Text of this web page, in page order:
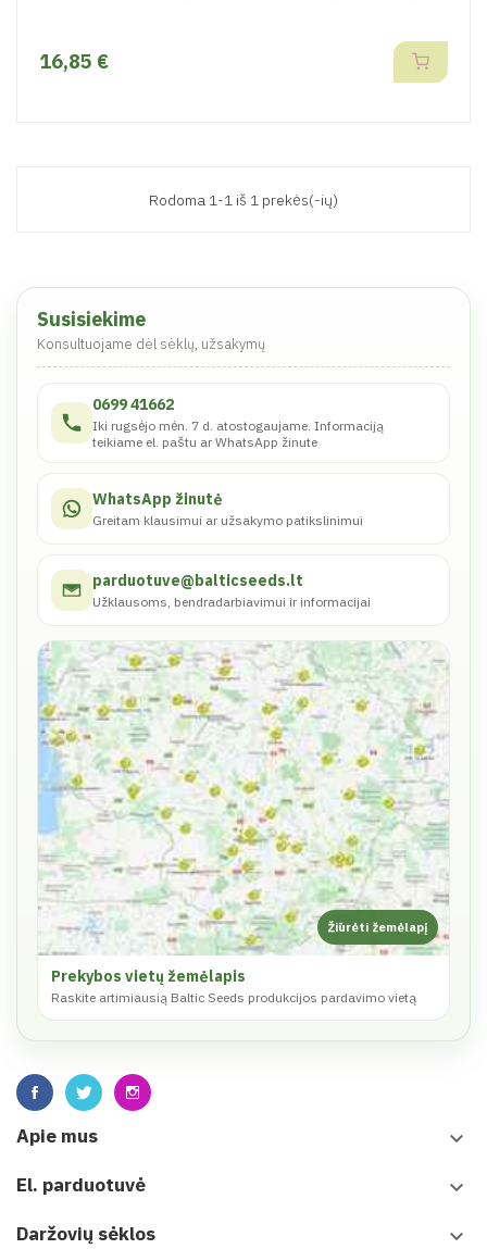
16,85 €
Rodoma 1-1 iš 1 prekės(-ių)
Susisiekime
Konsultuojame dėl sėklų, užsakymų
0699 41662
Iki rugsėjo mėn. 7 d. atostogaujame. Informaciją
teikiame el. paštu ar WhatsApp žinute
WhatsApp žinutė
Greitam klausimui ar užsakymo patikslinimui
parduotuve@balticseeds.lt
Užklausoms, bendradarbiavimui ir informacijai
Prekybos vietų žemėlapis
Raskite artimiausią Baltic Seeds produkcijos pardavimo vietą
Apie mus keyboard_arrow_down
El. parduotuvė keyboard_arrow_down
Daržovių sėklos keyboard_arrow_down